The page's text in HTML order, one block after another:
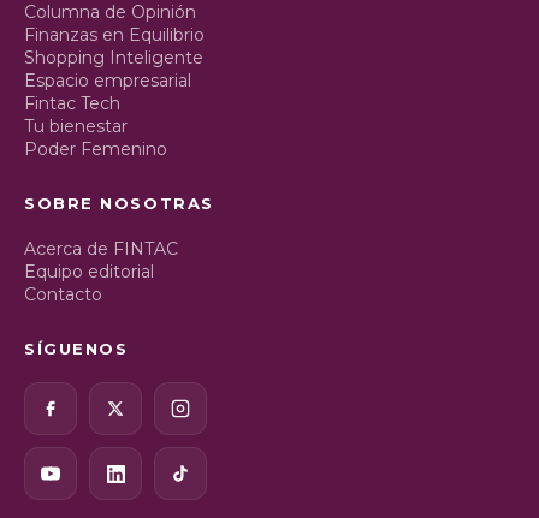
Columna de Opinión
Finanzas en Equilibrio
Shopping Inteligente
Espacio empresarial
Fintac Tech
Tu bienestar
Poder Femenino
SOBRE NOSOTRAS
Acerca de FINTAC
Equipo editorial
Contacto
SÍGUENOS